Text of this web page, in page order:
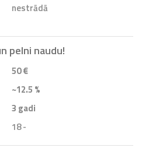
nestrādā
pelni naudu!
50 €
~12.5 %
3 gadi
18 -